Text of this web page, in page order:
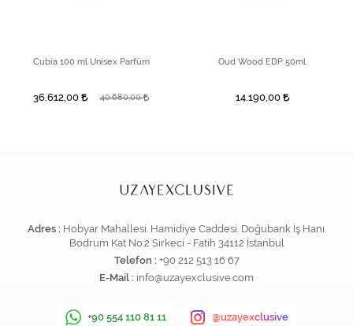
Cubia 100 ml Unisex Parfüm
36.612,00 40.680,00
Oud Wood EDP 50ml
14.190,00
Adres : Hobyar Mahallesi. Hamidiye Caddesi. Doğubank İş Hanı.
Bodrum Kat No:2 Sirkeci - Fatih 34112 İstanbul
Telefon : +90 212 513 16 67
E-Mail : info@uzayexclusive.com
+90 554 110 81 11 @uzayexclusive